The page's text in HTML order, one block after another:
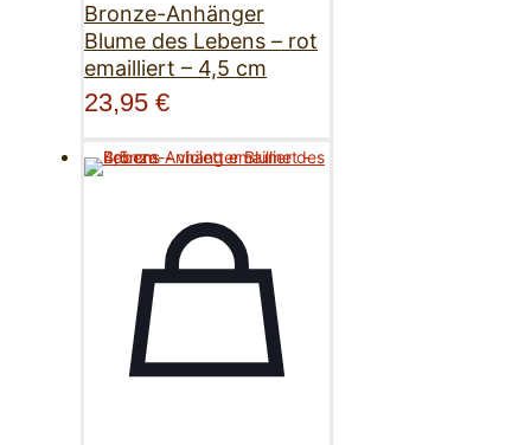
Bronze-Anhänger
Blume des Lebens – rot
emailliert – 4,5 cm
23,95 €